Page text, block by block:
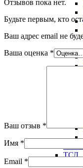
ТСД
Отзывов пока нет.
Будьте первым, кто
Ваш адрес email не
Ваша оценка *
Ваш отзыв *
Имя *
Email *